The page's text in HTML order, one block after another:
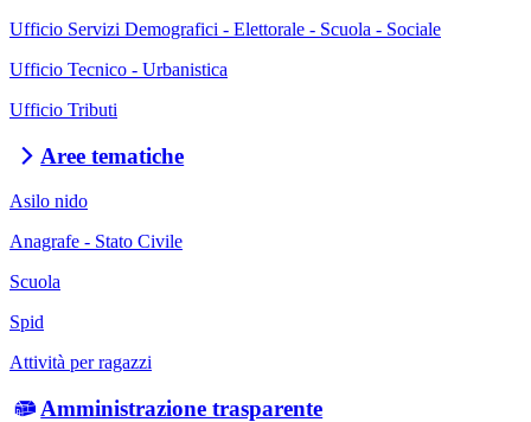
Ufficio Servizi Demografici - Elettorale - Scuola - Sociale
Ufficio Tecnico - Urbanistica
Ufficio Tributi
Aree tematiche
Asilo nido
Anagrafe - Stato Civile
Scuola
Spid
Attività per ragazzi
Amministrazione trasparente